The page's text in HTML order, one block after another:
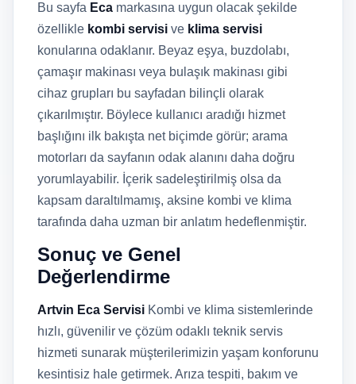
Bu sayfa Eca markasına uygun olacak şekilde
özellikle kombi servisi ve klima servisi
konularına odaklanır. Beyaz eşya, buzdolabı,
çamaşır makinası veya bulaşık makinası gibi
cihaz grupları bu sayfadan bilinçli olarak
çıkarılmıştır. Böylece kullanıcı aradığı hizmet
başlığını ilk bakışta net biçimde görür; arama
motorları da sayfanın odak alanını daha doğru
yorumlayabilir. İçerik sadeleştirilmiş olsa da
kapsam daraltılmamış, aksine kombi ve klima
tarafında daha uzman bir anlatım hedeflenmiştir.
Sonuç ve Genel
Değerlendirme
Artvin Eca Servisi Kombi ve klima sistemlerinde
hızlı, güvenilir ve çözüm odaklı teknik servis
hizmeti sunarak müşterilerimizin yaşam konforunu
kesintisiz hale getirmek. Arıza tespiti, bakım ve